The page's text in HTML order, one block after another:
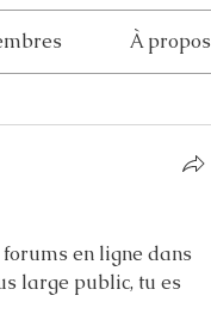
À propos
en ligne dans
large public, tu es